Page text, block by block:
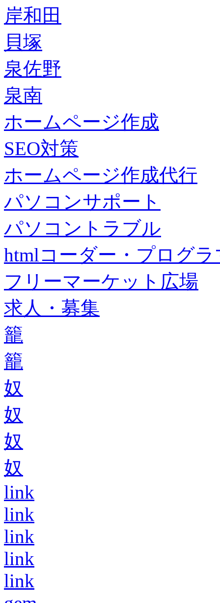
岸和田
貝塚
泉佐野
泉南
ホームページ作成
SEO対策
ホームページ作成代行
パソコンサポート
パソコントラブル
htmlコーダー・プログラ
フリーマーケット広場
求人・募集
籠
籠
奴
奴
奴
奴
link
link
link
link
link